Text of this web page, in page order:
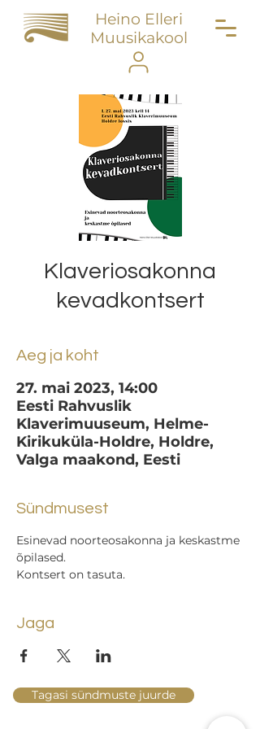
Heino Elleri
Muusikakool
Klaveriosakonna
kevadkontsert
Aeg ja koht
27. mai 2023, 14:00
Eesti Rahvuslik
Klaverimuuseum, Helme-
Kirikuküla-Holdre, Holdre,
Valga maakond, Eesti
Sündmusest
Esinevad noorteosakonna ja keskastme
õpilased.
Kontsert on tasuta.
Jaga
Tagasi sündmuste juurde